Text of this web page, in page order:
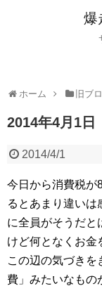
爆
ホーム 旧ブ
2014年4月1
2014/4/1
今日から消費税が
るとあまり違いは
に全員がそうだと
けど何となくお金
この辺の気づきを
費」みたいなもの